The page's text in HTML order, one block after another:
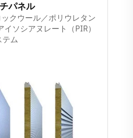
パネル
クウール／ポリウレタン
イソシアヌレート（PIR）
テム